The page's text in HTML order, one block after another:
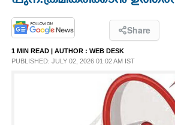
PHOTOS
LIFESTYLE
Share
1 MIN READ | AUTHOR : WEB DESK
PUBLISHED: JULY 02, 2026 01:02 AM IST